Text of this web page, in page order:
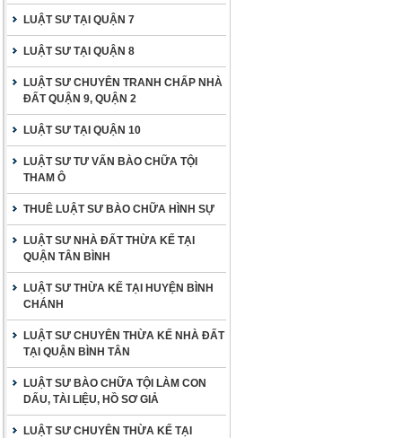
LUẬT SƯ TẠI QUẬN 7
LUẬT SƯ TẠI QUẬN 8
LUẬT SƯ CHUYÊN TRANH CHẤP NHÀ
ĐẤT QUẬN 9, QUẬN 2
LUẬT SƯ TẠI QUẬN 10
LUẬT SƯ TƯ VẤN BÀO CHỮA TỘI
THAM Ô
THUÊ LUẬT SƯ BÀO CHỮA HÌNH SỰ
LUẬT SƯ NHÀ ĐẤT THỪA KẾ TẠI
QUẬN TÂN BÌNH
LUẬT SƯ THỪA KẾ TẠI HUYỆN BÌNH
CHÁNH
LUẬT SƯ CHUYÊN THỪA KẾ NHÀ ĐẤT
TẠI QUẬN BÌNH TÂN
LUẬT SƯ BÀO CHỮA TỘI LÀM CON
DẤU, TÀI LIỆU, HỒ SƠ GIẢ
LUẬT SƯ CHUYÊN THỪA KẾ TẠI